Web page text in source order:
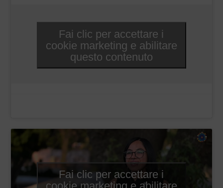
Fai clic per accettare i
cookie marketing e abilitare
questo contenuto
Fai clic per accettare i
cookie marketing e abilitare